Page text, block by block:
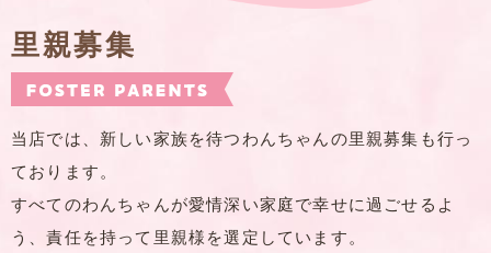
里親募集
当店では、新しい家族を待つわんちゃんの里親募集も行っ
ております。
すべてのわんちゃんが愛情深い家庭で幸せに過ごせるよ
う、責任を持って里親様を選定しています。